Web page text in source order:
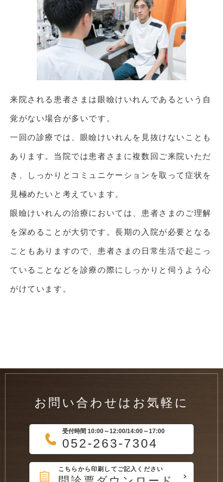
来院される患者さまは眼瞼けいれんであるという自
覚がない場合が多いです。
一回の診療では、眼瞼けいれんを見抜けないことも
あります。当院では患者さまに複数回ご来院いただ
き、しっかりとコミュニケーションを取って症状を
見極めたいと考えています。
眼瞼けいれんの治療においては、患者さまのご理解
を深めることが大切です。長期の入院が必要となる
こともありますので、患者さまの日常生活で起こっ
ていることなどを診療の際にしっかりと伺うよう心
がけています。
お問い合わせはお気軽に
受付時間 10:00～12:00/14:00～17:00
052-263-7304
こちらから印刷してご記入ください